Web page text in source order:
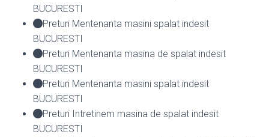
BUCURESTI
Preturi Mentenanta masini spalat indesit
BUCURESTI
Preturi Mentenanta masina de spalat indesit
BUCURESTI
Preturi Mentenanta masini spalat indesit
BUCURESTI
Preturi Intretinem masina de spalat indesit
BUCURESTI